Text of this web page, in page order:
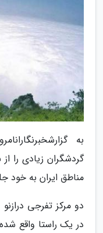
به
گردشگران زیادی را
مناطق ایران به خود
دو مرکز تفرجی
در یک راستا واقع